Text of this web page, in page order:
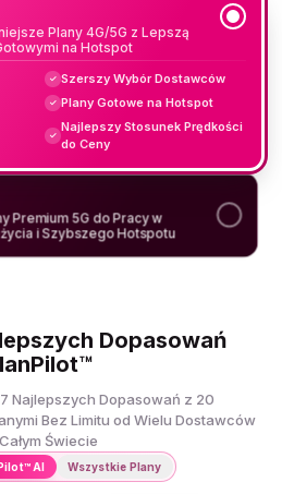
Plany 4G/5G z Lepszą
na Hotspot
✓ Szerszy Wybór Dostawców
✓ Plany Gotowe na Hotspot
✓
Najlepszy Stosunek Prędkości
do Ceny
Premium 5G do Pracy w
i Szybszego Hotspotu
Dopasowań
7 Najlepszych Dopasowań z 20
Bez Limitu od Wielu Dostawców
Świecie
AI Wszystkie Plany